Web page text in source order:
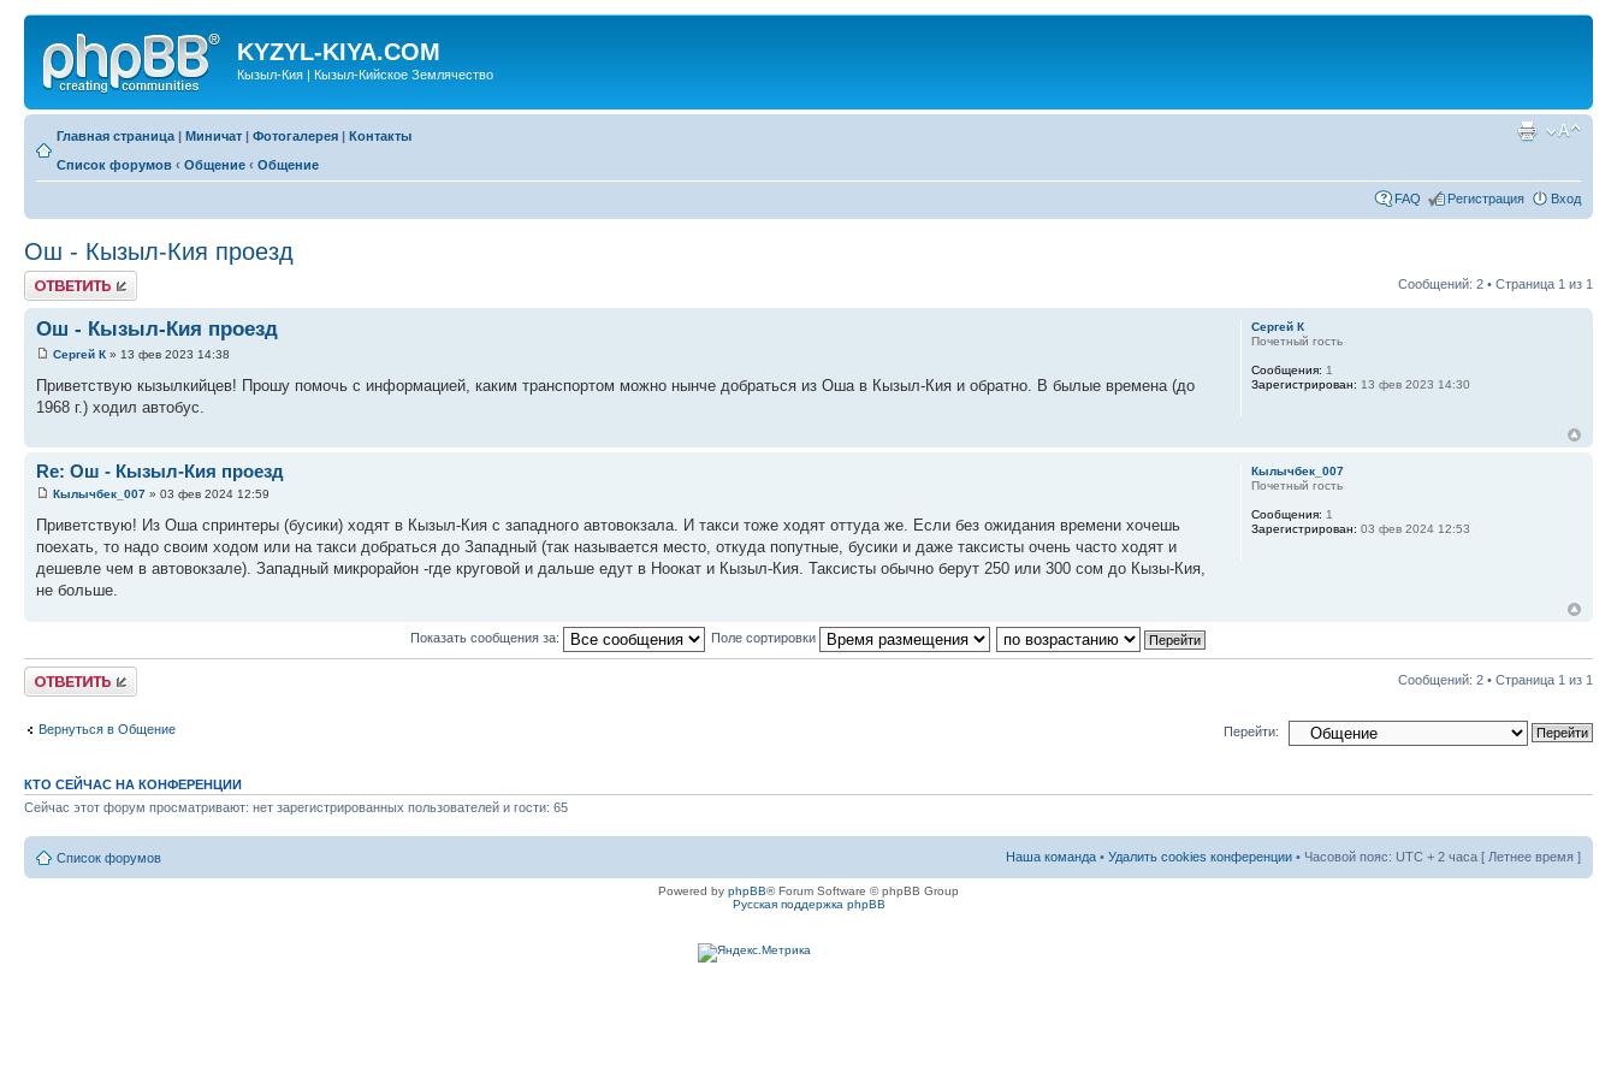
KYZYL-KIYA.COM
Кызыл-Кия | Кызыл-Кийское Землячество
Главная страница | Миничат | Фотогалерея | Контакты
Список форумов ‹ Общение ‹ Общение
FAQ Регистрация Вход
Ош - Кызыл-Кия проезд
Ответить Сообщений: 2 • Страница 1 из 1
Ош - Кызыл-Кия проезд
Сергей К » 13 фев 2023 14:38
Приветствую кызылкийцев! Прошу помочь с информацией, каким транспортом можно нынче добраться из Оша в Кызыл-Кия и обратно. В былые времена (до
1968 г.) ходил автобус.
Сергей К
Почетный гость
Сообщения: 1
Зарегистрирован: 13 фев 2023 14:30
Re: Ош - Кызыл-Кия проезд
Кылычбек_007 » 03 фев 2024 12:59
Приветствую! Из Оша спринтеры (бусики) ходят в Кызыл-Кия с западного автовокзала. И такси тоже ходят оттуда же. Если без ожидания времени хочешь
поехать, то надо своим ходом или на такси добраться до Западный (так называется место, откуда попутные, бусики и даже таксисты очень часто ходят и
дешевле чем в автовокзале). Западный микрорайон -где круговой и дальше едут в Ноокат и Кызыл-Кия. Таксисты обычно берут 250 или 300 сом до Кызы-Кия,
не больше.
Кылычбек_007
Почетный гость
Сообщения: 1
Зарегистрирован: 03 фев 2024 12:53
Показать сообщения за: Поле сортировки
Ответить Сообщений: 2 • Страница 1 из 1
Вернуться в Общение Перейти:
КТО СЕЙЧАС НА КОНФЕРЕНЦИИ
Сейчас этот форум просматривают: нет зарегистрированных пользователей и гости: 65
Список форумов Наша команда • Удалить cookies конференции • Часовой пояс: UTC + 2 часа [ Летнее время ]
Powered by phpBB® Forum Software © phpBB Group
Русская поддержка phpBB